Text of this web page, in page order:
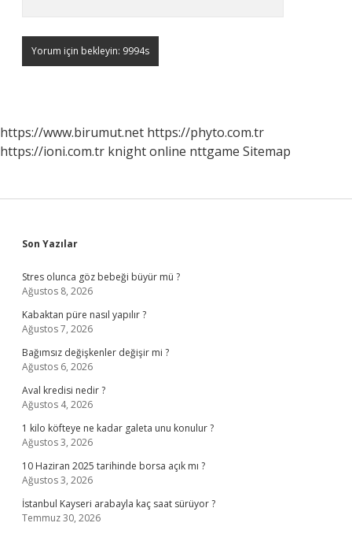
https://www.birumut.net https://phyto.com.tr
https://ioni.com.tr knight online nttgame Sitemap
Sidebar
Son Yazılar
Stres olunca göz bebeği büyür mü ?
Ağustos 8, 2026
Kabaktan püre nasıl yapılır ?
Ağustos 7, 2026
Bağımsız değişkenler değişir mi ?
Ağustos 6, 2026
Aval kredisi nedir ?
Ağustos 4, 2026
1 kilo köfteye ne kadar galeta unu konulur ?
Ağustos 3, 2026
10 Haziran 2025 tarihinde borsa açık mı ?
Ağustos 3, 2026
İstanbul Kayseri arabayla kaç saat sürüyor ?
Temmuz 30, 2026